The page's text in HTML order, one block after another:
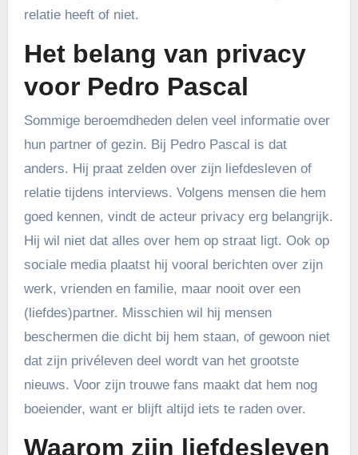
relatie heeft of niet.
Het belang van privacy
voor Pedro Pascal
Sommige beroemdheden delen veel informatie over
hun partner of gezin. Bij Pedro Pascal is dat
anders. Hij praat zelden over zijn liefdesleven of
relatie tijdens interviews. Volgens mensen die hem
goed kennen, vindt de acteur privacy erg belangrijk.
Hij wil niet dat alles over hem op straat ligt. Ook op
sociale media plaatst hij vooral berichten over zijn
werk, vrienden en familie, maar nooit over een
(liefdes)partner. Misschien wil hij mensen
beschermen die dicht bij hem staan, of gewoon niet
dat zijn privéleven deel wordt van het grootste
nieuws. Voor zijn trouwe fans maakt dat hem nog
boeiender, want er blijft altijd iets te raden over.
Waarom zijn liefdesleven